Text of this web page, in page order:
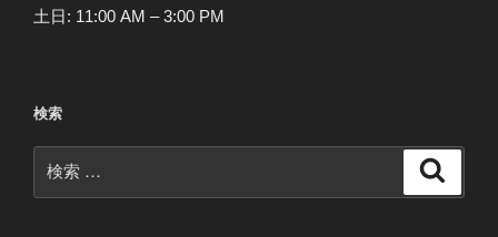
土日: 11:00 AM – 3:00 PM
検索
索: